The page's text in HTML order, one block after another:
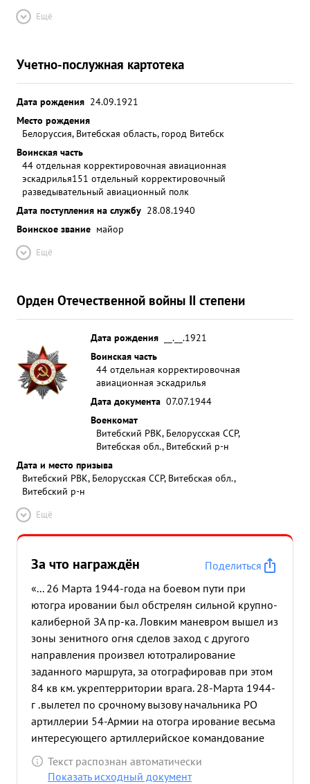
Ещё
Учетно-послужная картотека
Дата рождения 24.09.1921
Место рождения
Белоруссия, Витебская область, город Витебск
Воинская часть
44 отдельная корректировочная авиационная
эскадрилья151 отдельный корректировочный
разведывательный авиационный полк
Дата поступления на службу 28.08.1940
Воинское звание майор
Ещё
Орден Отечественной войны II степени
Дата рождения
__.__.1921
Воинская часть
44 отдельная корректировочная
авиационная эскадрилья
Дата документа 07.07.1944
Военкомат
Витебский РВК, Белорусская ССР,
Витебская обл., Витебский р-н
Дата и место призыва
Витебский РВК, Белорусская ССР, Витебская обл.,
Витебский р-н
Ещё
За что награждён
Поделиться
«... 26 Марта 1944-года на боевом пути при
ютогра ировании был обстрелян сильной крупно-
калиберной ЗА пр-ка. Ловким маневром вышел из
зоны зенитного огня сделов заход с другого
направления произвел ютотралирование
заданного маршрута, за отографировав при этом
84 кв км. укрептерритории врага. 28-Марта 1944-
г .вылетел по срочному вызову начальника РО
артиллерии 54-Армии на отогра ирование весьма
интересующего артиллерийское командование
отрезка переднего края обороны пр-к по
маршруту :Алхимово-Весна. Над целю. был
Текст распознан автоматически
Показать исходный документ